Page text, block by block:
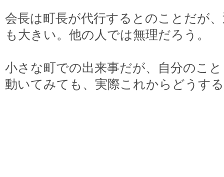
会長は町長が代行するとのことだが
も大きい。他の人では無理だろう。
小さな町での出来事だが、自分のこ
動いてみても、実際これからどうす